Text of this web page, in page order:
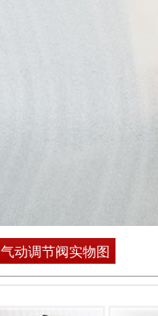
气动调节阀实物图